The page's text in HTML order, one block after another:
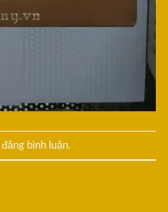
đăng bình luận.